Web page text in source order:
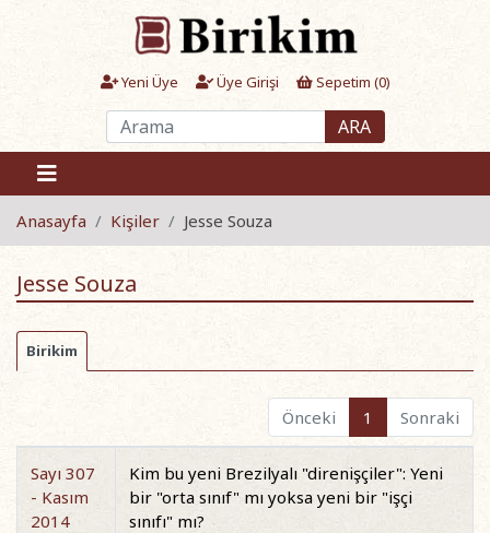
Yeni Üye Üye Girişi Sepetim (0)
ARA
Anasayfa Kişiler Jesse Souza
Jesse Souza
Birikim
Önceki 1 Sonraki
Sayı 307
- Kasım
2014
Kim bu yeni Brezilyalı "direnişçiler": Yeni
bir "orta sınıf" mı yoksa yeni bir "işçi
sınıfı" mı?